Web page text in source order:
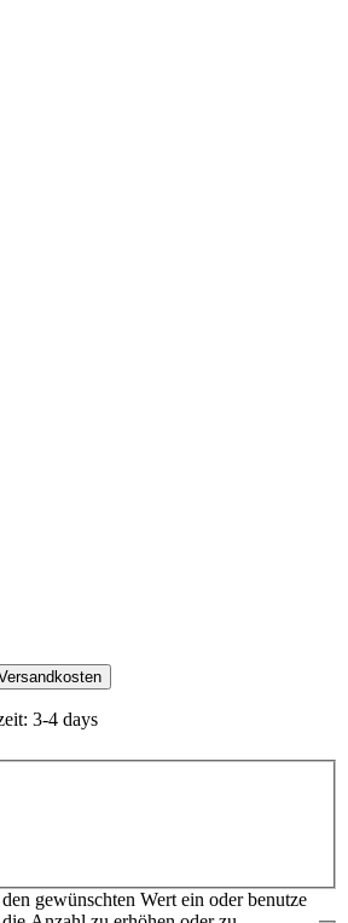
3-4 days
gewünschten Wert ein oder benutze